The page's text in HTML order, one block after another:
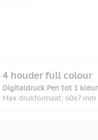
4 houder full colour
Digitaldruck Pen tot 1 kleur
Max drukformaat: 60x7 mm